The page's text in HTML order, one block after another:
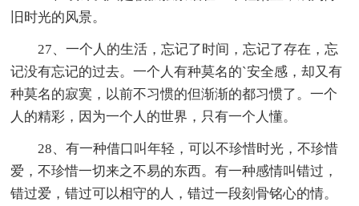
旧时光的风景。
27、一个人的生活，忘记了时间，忘记了存在，忘
记没有忘记的过去。一个人有种莫名的`安全感，却又有
种莫名的寂寞，以前不习惯的但渐渐的都习惯了。一个
人的精彩，因为一个人的世界，只有一个人懂。
28、有一种借口叫年轻，可以不珍惜时光，不珍惜
爱，不珍惜一切来之不易的东西。有一种感情叫错过，
错过爱，错过可以相守的人，错过一段刻骨铭心的情。